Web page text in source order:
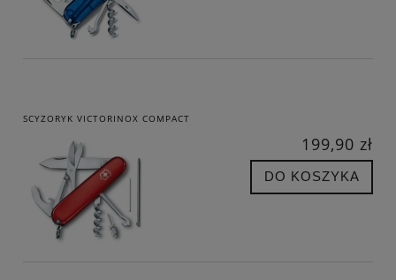
SCYZORYK VICTORINOX COMPACT
199,90 zł
DO KOSZYKA